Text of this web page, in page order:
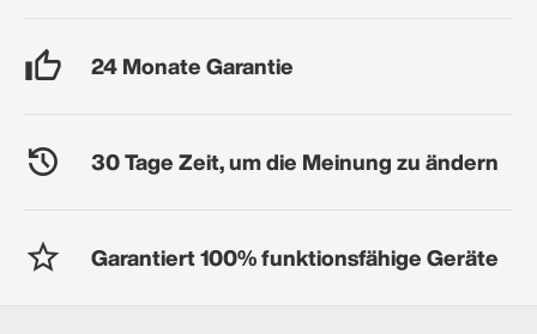
24 Monate Garantie
30 Tage Zeit, um die Meinung zu ändern
Garantiert 100% funktionsfähige Geräte